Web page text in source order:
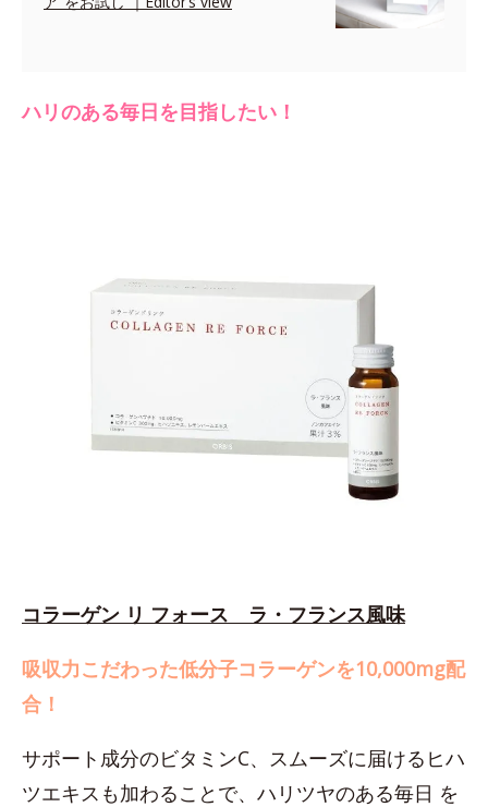
ハリのある毎日を目指したい！
コラーゲン リ フォース ラ・フランス風味
吸収力こだわった低分子コラーゲンを10,000mg配
合！
サポート成分のビタミンC、スムーズに届けるヒハ
ツエキスも加わることで、ハリツヤのある毎日 を